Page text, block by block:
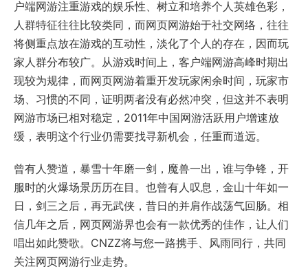
户端网游注重游戏的娱乐性、树立和培养个人英雄色彩，
人群特征往往比较类同，而网页网游始于社交网络，往往
将侧重点放在游戏的互动性，淡化了个人的存在，因而玩
家人群分布较广。从游戏时间上，客户端网游高峰时期出
现较为规律，而网页网游着重开发玩家闲余时间，玩家市
场、习惯的不同，证明两者没有必然冲突，但这并不表明
网游市场已相对稳定，2011年中国网游活跃用户增速放
缓，表明这个行业仍需要找寻新机会，任重而道远。
曾有人赞道，暴雪十年磨一剑，魔兽一出，谁与争锋，开
服时的火爆场景历历在目。也曾有人叹息，金山十年如一
日，剑三之后，再无武侠，昔日的并肩作战荡气回肠。相
信几年之后，网页网游界也会有一款优秀的佳作，让人们
唱出如此赞歌。CNZZ将与您一路携手、风雨同行，共同
关注网页网游行业走势。